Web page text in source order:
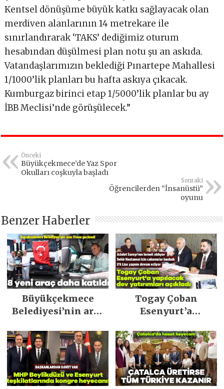
Kentsel dönüşüme büyük katkı sağlayacak olan
merdiven alanlarının 14 metrekare ile
sınırlandırarak ‘TAKS’ dediğimiz oturum
hesabından düşülmesi plan notu şu an askıda.
Vatandaşlarımızın beklediği Pınartepe Mahallesi
1/1000’lik planları bu hafta askıya çıkacak.
Kumburgaz birinci etap 1/5000’lik planlar bu ay
İBB Meclisi’nde görüşülecek.”
Önceki
Büyükçekmece’de Yaz Spor
Okulları coşkuyla başladı
Sonraki
Öğrencilerden “İnsanüstü”
oyunu
Benzer Haberler
Büyükçekmece
Belediyesi’nin araç
Togay Çoban
Esenyurt’a
yatırımları açıkladı